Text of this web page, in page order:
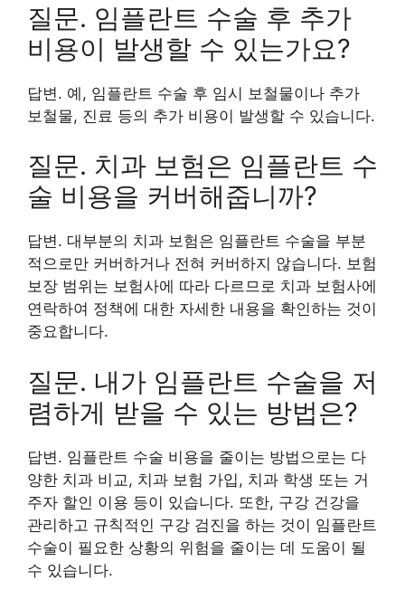
질문. 임플란트 수술 후 추가
비용이 발생할 수 있는가요?
답변. 예, 임플란트 수술 후 임시 보철물이나 추가
보철물, 진료 등의 추가 비용이 발생할 수 있습니다.
질문. 치과 보험은 임플란트 수
술 비용을 커버해줍니까?
답변. 대부분의 치과 보험은 임플란트 수술을 부분
적으로만 커버하거나 전혀 커버하지 않습니다. 보험
보장 범위는 보험사에 따라 다르므로 치과 보험사에
연락하여 정책에 대한 자세한 내용을 확인하는 것이
중요합니다.
질문. 내가 임플란트 수술을 저
렴하게 받을 수 있는 방법은?
답변. 임플란트 수술 비용을 줄이는 방법으로는 다
양한 치과 비교, 치과 보험 가입, 치과 학생 또는 거
주자 할인 이용 등이 있습니다. 또한, 구강 건강을
관리하고 규칙적인 구강 검진을 하는 것이 임플란트
수술이 필요한 상황의 위험을 줄이는 데 도움이 될
수 있습니다.